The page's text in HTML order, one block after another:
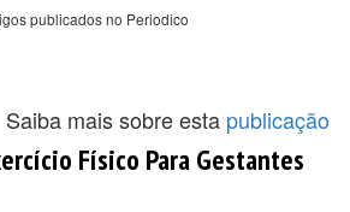
publicados no Periodico
Saiba mais sobre esta publicação
Físico Para Gestantes